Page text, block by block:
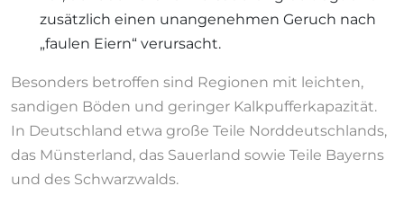
zusätzlich einen unangenehmen Geruch nach
„faulen Eiern“ verursacht.
Besonders betroffen sind Regionen mit leichten,
sandigen Böden und geringer Kalkpufferkapazität.
In Deutschland etwa große Teile Norddeutschlands,
das Münsterland, das Sauerland sowie Teile Bayerns
und des Schwarzwalds.